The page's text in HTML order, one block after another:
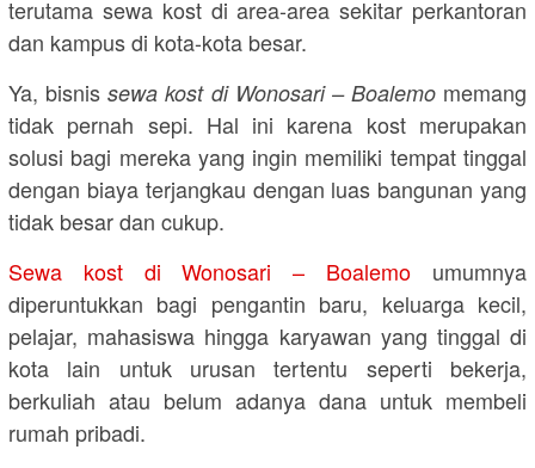
terutama sewa kost di area-area sekitar perkantoran
dan kampus di kota-kota besar.
Ya, bisnissewa kost di Wonosari – Boalemomemang
tidak pernah sepi. Hal ini karena kost merupakan
solusi bagi mereka yang ingin memiliki tempat tinggal
dengan biaya terjangkau dengan luas bangunan yang
tidak besar dan cukup.
Sewa kost di Wonosari – Boalemo umumnya
diperuntukkan bagi pengantin baru, keluarga kecil,
pelajar, mahasiswa hingga karyawan yang tinggal di
kota lain untuk urusan tertentu seperti bekerja,
berkuliah atau belum adanya dana untuk membeli
rumah pribadi.